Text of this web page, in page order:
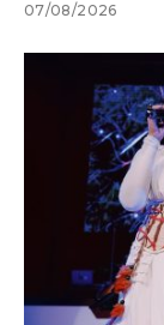
07/08/2026